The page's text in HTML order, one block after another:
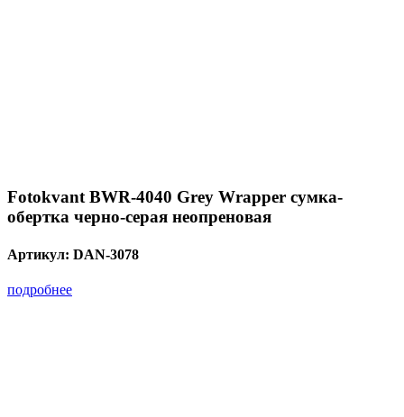
Fotokvant BWR-4040 Grey Wrapper сумка-
обертка черно-серая неопреновая
Артикул: DAN-3078
подробнее